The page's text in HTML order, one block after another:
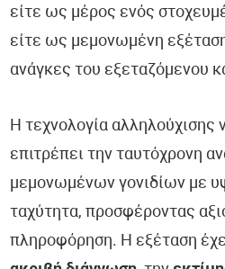
είτε ως μέρος ενός
είτε ως μεμονωμένη
ανάγκες του εξεταζόμενου
Η τεχνολογία αλληλούχισης
επιτρέπει την ταυτόχρονη
μεμονωμένων γονιδίων με
ταχύτητα, προσφέροντας
πληροφόρηση. Η εξέταση